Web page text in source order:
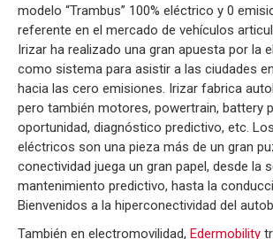
modelo “Trambus” 100% eléctrico y 0
referente en el mercado de vehículos
Irizar ha realizado una gran apuesta por la
como sistema para asistir a las ciudades
hacia las cero emisiones. Irizar fabrica
pero también motores, powertrain, battery
oportunidad, diagnóstico predictivo, etc.
eléctricos son una pieza más de un gran
conectividad juega un gran papel, desde la
mantenimiento predictivo, hasta la
Bienvenidos a la hiperconectividad del
También en electromovilidad, Edermobility